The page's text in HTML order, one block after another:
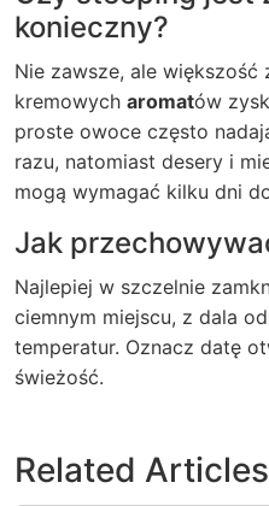
konieczny?
Nie zawsze, ale większość
kremowych aromatów
proste owoce często
razu, natomiast desery i
mogą wymagać kilku dni
Jak
Najlepiej w szczelnie
ciemnym miejscu, z dala
temperatur. Oznacz datę
świeżość.
Related